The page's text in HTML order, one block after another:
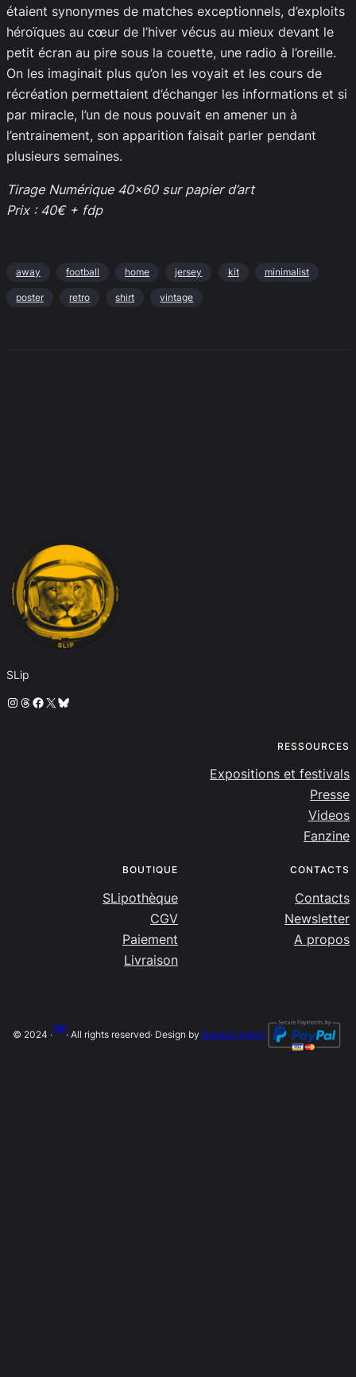
étaient synonymes de matches exceptionnels, d’exploits
héroïques au cœur de l’hiver vécus au mieux devant le
petit écran au pire sous la couette, une radio à l’oreille.
On les imaginait plus qu’on les voyait et les cours de
récréation permettaient d’échanger les informations et si
par miracle, l’un de nous pouvait en amener un à
l’entrainement, son apparition faisait parler pendant
plusieurs semaines.
Tirage Numérique 40×60 sur papier d’art
Prix : 40€ + fdp
away football home jersey kit minimalist
poster retro shirt vintage
SLip
Instagram
Threads
Facebook
X Bluesky
RESSOURCES
Expositions et festivals
Presse
Videos
Fanzine
BOUTIQUE
SLipothèque
CGV
Paiement
Livraison
CONTACTS
Contacts
Newsletter
A propos
© 2024 ·
SLip
· All rights reserved· Design by Damien Salort